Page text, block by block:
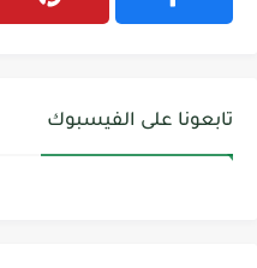
تابعونا على الفيسبوك